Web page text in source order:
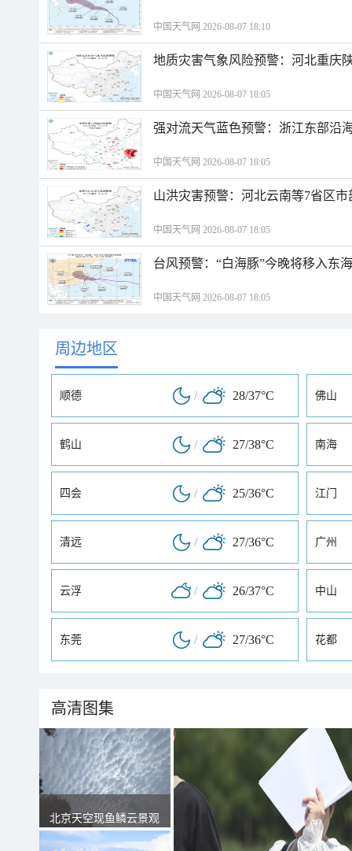
中国天气网 2026-08-07 18:10
地质灾害气象风险预警：河北重庆
中国天气网 2026-08-07 18:05
强对流天气蓝色预警：浙江东部沿
中国天气网 2026-08-07 18:05
山洪灾害预警：河北云南等7省区
中国天气网 2026-08-07 18:05
台风预警：“白海豚”今晚将移入东
中国天气网 2026-08-07 18:05
周边地区
顺德 / 28/37°C 佛山
鹤山 / 27/38°C 南海
四会 / 25/36°C 江门
清远 / 27/36°C 广州
云浮 / 26/37°C 中山
东莞 / 27/36°C 花都
高清图集
北京天空现鱼鳞云景观